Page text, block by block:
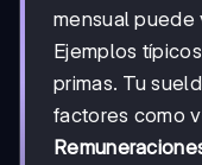
mensual puede
Ejemplos
primas. Tu
factores como